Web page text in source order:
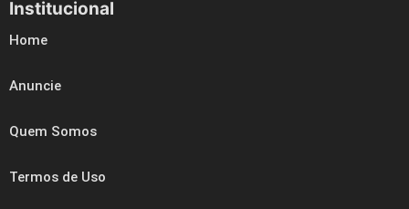
Institucional
Home
Anuncie
Quem Somos
Termos de Uso